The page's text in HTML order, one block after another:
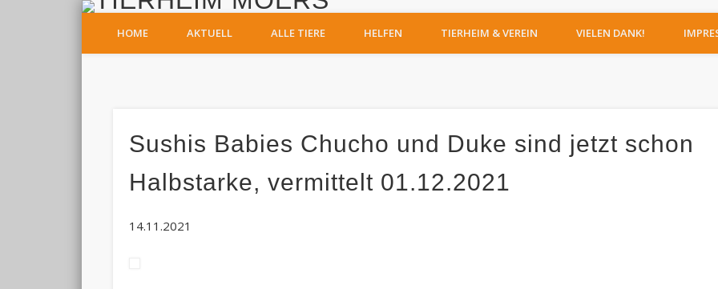
HOME AKTUELL ALLE TIERE HELFEN TIERHEIM & VEREIN VIELEN DANK!
Sushis Babies Chucho und Duke sind jetzt schon
Halbstarke, vermittelt 01.12.2021
14.11.2021